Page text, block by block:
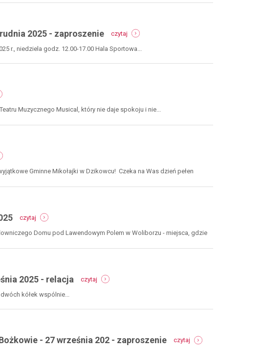
pograniczu
2025
2025 - zaproszenie czytaj
jarmark
bożonarodzeniowy
gmina
-
r., niedziela godz. 12.00-17.00 Hala Sportowa...
Muzycznego Musical, który nie daje spokoju i nie...
Gminne Mikołajki w Dzikowcu! Czeka na Was dzień pełen
czytaj
jarmark
bożonarodzeniowy
Domu pod Lawendowym Polem w Woliborzu - miejsca, gdzie
2025 - relacja czytaj
otwarcie
w
27
kółek wspólnie...
- 27 września 202 - zaproszenie czytaj
otwarcie